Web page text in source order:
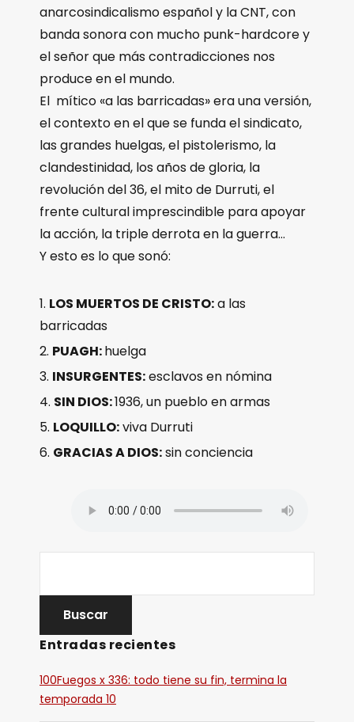
anarcosindicalismo español y la CNT, con
banda sonora con mucho punk-hardcore y
el señor que más contradicciones nos
produce en el mundo.
El mítico «a las barricadas» era una versión,
el contexto en el que se funda el sindicato,
las grandes huelgas, el pistolerismo, la
clandestinidad, los años de gloria, la
revolución del 36, el mito de Durruti, el
frente cultural imprescindible para apoyar
la acción, la triple derrota en la guerra…
Y esto es lo que sonó:
LOS MUERTOS DE CRISTO:a las
barricadas
PUAGH:huelga
INSURGENTES:esclavos en nómina
SIN DIOS:1936, un pueblo en armas
LOQUILLO:viva Durruti
GRACIAS A DIOS:sin conciencia
Entradas recientes
100Fuegos x 336: todo tiene su fin, termina la
temporada 10